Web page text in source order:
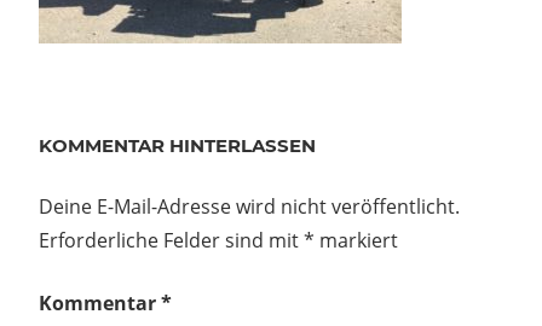
KOMMENTAR HINTERLASSEN
Deine E-Mail-Adresse wird nicht veröffentlicht.
Erforderliche Felder sind mit* markiert
Kommentar*